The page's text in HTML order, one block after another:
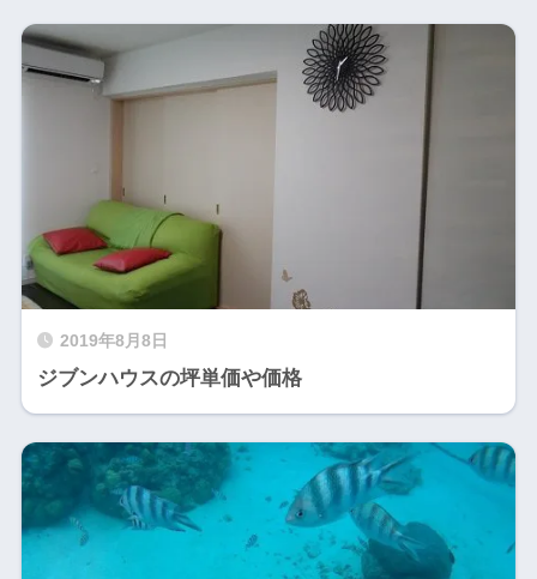
2019年8月8日
ジブンハウスの坪単価や価格